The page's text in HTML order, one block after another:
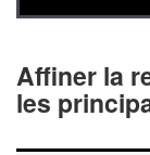
Affiner la
les